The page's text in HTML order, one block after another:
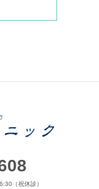
（祝休診）